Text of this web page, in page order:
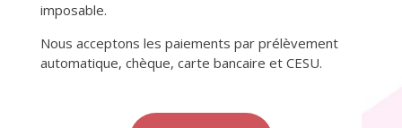
imposable.
Nous acceptons les paiements par prélèvement
automatique, chèque, carte bancaire et CESU.